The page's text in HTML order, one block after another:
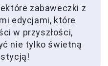
zabaweczki z
edycjami, które
w przyszłości,
nie tylko świetną